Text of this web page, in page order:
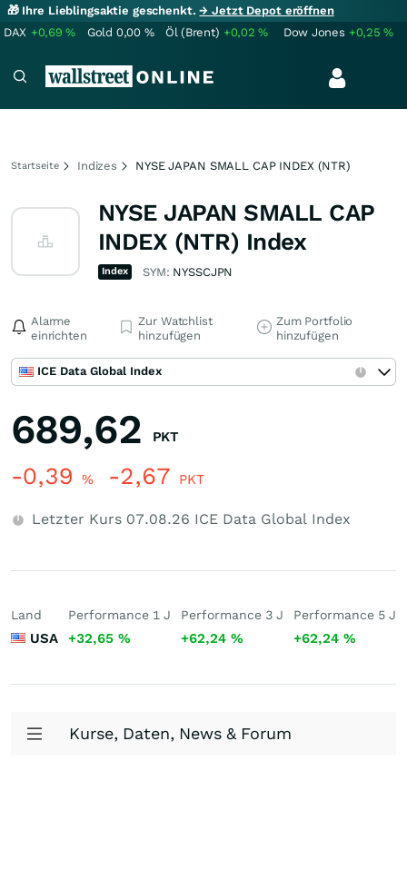
🎁 Ihre Lieblingsaktie geschenkt.→ Jetzt Depot eröffnen
DAX +0,69% Gold 0,00 % Öl (Brent) +0,02% Dow Jones +0,25%
Startseite Indizes NYSE JAPAN SMALL CAP INDEX (NTR)
NYSE JAPAN SMALL CAP
INDEX (NTR) Index
Index SYM: NYSSCJPN
Alarme
einrichten
Zur Watchlist
hinzufügen
Zum Portfolio
hinzufügen
ICE Data Global Index
689,62 PKT
-0,39 % -2,67 PKT
Letzter Kurs 07.08.26 ICE Data Global Index
Land
USA
Performance 1 J
+32,65 %
Performance 3 J
+62,24 %
Performance 5 J
+62,24 %
Kurse, Daten, News & Forum